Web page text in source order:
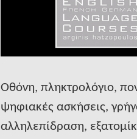
Οθόνη, πληκτρολόγιο,
ψηφιακές ασκήσεις,
αλληλεπίδραση,